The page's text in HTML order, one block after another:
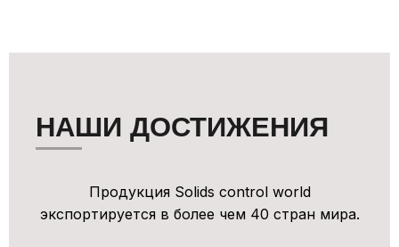
НАШИ ДОСТИЖЕНИЯ
Продукция Solids control world
экспортируется в более чем 40 стран мира.